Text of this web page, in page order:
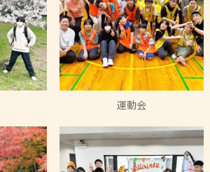
運動会